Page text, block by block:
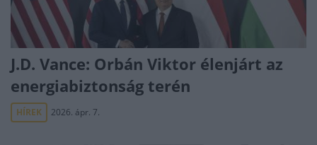
J.D. Vance: Orbán Viktor élenjárt az
energiabiztonság terén
HÍREK 2026. ápr. 7.